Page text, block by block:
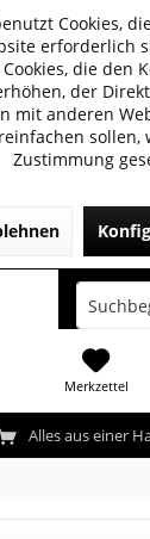
Cookies,
erforderlich
die den
der
mit anderen
Zustimmung
Alles aus einer
Merkzettel